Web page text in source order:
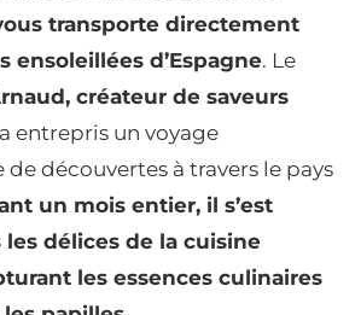
transporte directement
ensoleillées d’Espagne. Le
créateur de saveurs
entrepris un voyage
découvertes à travers le pays
un mois entier, il s’est
délices de la cuisine
les essences culinaires